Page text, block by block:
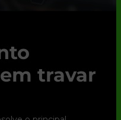
travar